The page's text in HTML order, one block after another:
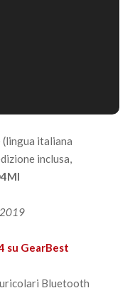
italiana
inclusa,
su GearBest
Bluetooth